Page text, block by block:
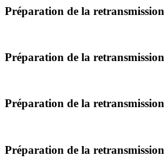
Préparation de la retransmission
Préparation de la retransmission
Préparation de la retransmission
Préparation de la retransmission